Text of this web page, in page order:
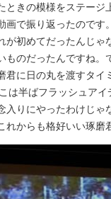
ときの模様をステー
画で振り返ったので
が初めてだったんじ
ものだったんですね
君に日の丸を渡すタ
は半ばフラッシュア
入りにやったわけじ
からも格好いい琢磨